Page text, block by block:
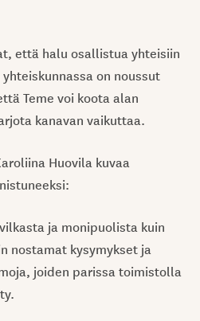
että halu osallistua yhteisiin
on noussut
Teme voi koota alan
kanavan vaikuttaa.
Huovila kuvaa
ja monipuolista kuin
nostamat kysymykset ja
joiden parissa toimistolla